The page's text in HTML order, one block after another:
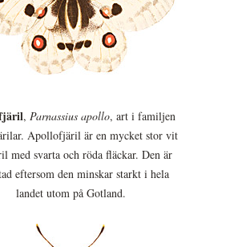
, Parnassius apollo, art i familjen
Apollofjäril är en mycket stor vit
med svarta och röda fläckar. Den är
eftersom den minskar starkt i hela
landet utom på Gotland.